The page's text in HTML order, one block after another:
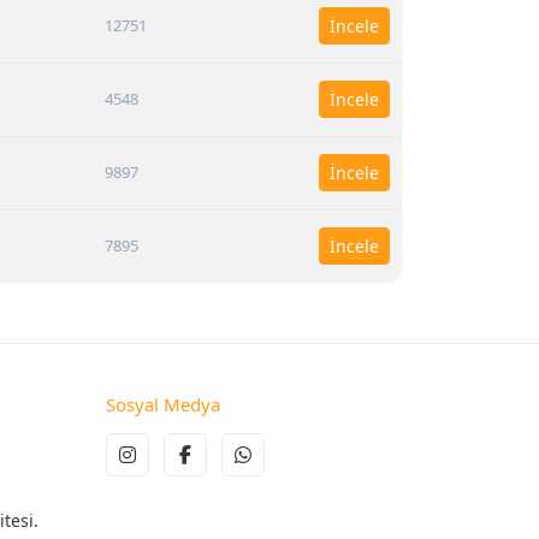
12751 İncele
4548 İncele
9897 İncele
7895 İncele
Sosyal Medya